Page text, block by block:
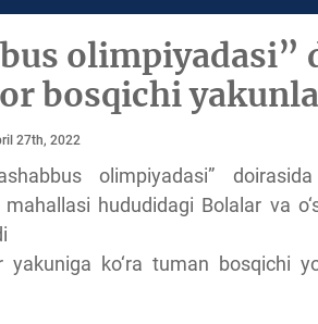
olimpiyadasi”
bosqichi
27th, 2022
olimpiyadasi”
hududidagi Bolalar va
yakuniga ko‘ra tuman bosqichi